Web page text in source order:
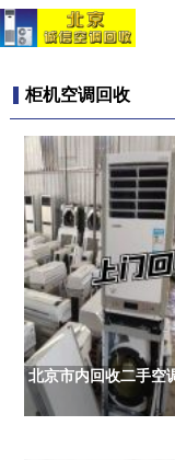
柜机空调回收
北京市内回收二手空